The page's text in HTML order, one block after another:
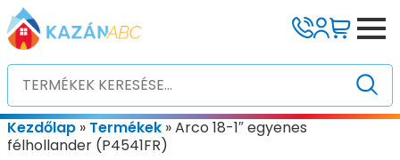
Kezdőlap » Termékek »Arco 18-1″ egyenes
félhollander (P4541FR)